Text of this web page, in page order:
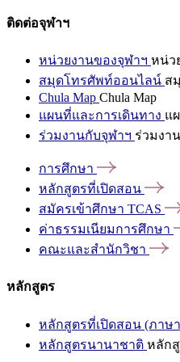
ติดต่อจุฬาฯ
หน่วยงานของจุฬาฯ หน่ว
สมุดโทรศัพท์ออนไลน์ ส
Chula Map Chula Map
แผนที่และการเดินทาง แ
ร่วมงานกับจุฬาฯ ร่วมงา
การศึกษา
หลักสูตรที่เปิดสอน
สมัครเข้าศึกษา TCAS
ค่าธรรมเนียมการศึกษา
คณะและสำนักวิชา
หลักสูตร
หลักสูตรที่เปิดสอน (ภาษ
หลักสูตรนานาชาติ หลัก